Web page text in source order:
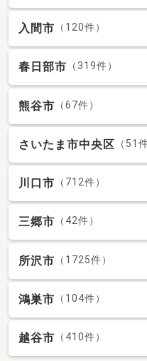
入間市 （120件）
春日部市 （319件）
熊谷市 （67件）
さいたま市中央区 （51
川口市 （712件）
三郷市 （42件）
所沢市 （1725件）
鴻巣市 （104件）
越谷市 （410件）